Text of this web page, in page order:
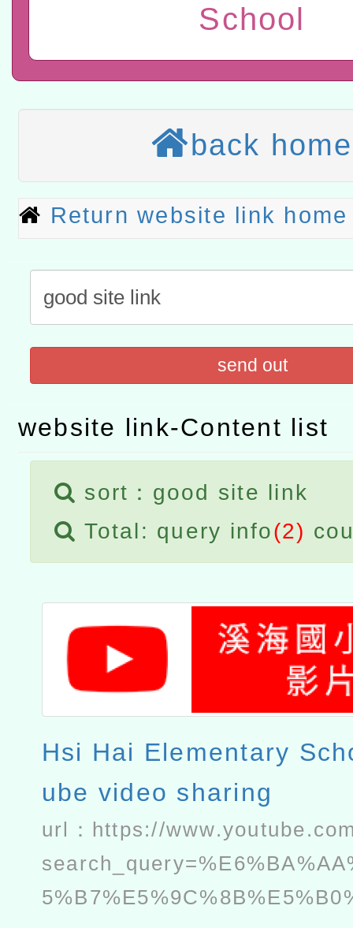
所屬退休人員多加利用一
性別平等教育建置課程與
計畫」一案
衛生局辦理之「115年桃
防制實體解謎活動」
轉知教育部國民及學前教
灣師範大學辦理「114至
進學校輔導計畫師資專業
計畫
函轉國家教育研究院中心
民族教育政策研討會「原
趨勢與發展」
轉知教育部國民及學前教
政府教育局辦理「115年
研習實施計畫－夢的N次
函轉國立臺灣師範大學辦
臺北學習中心115年度第2
轉知有關國立成功大學辦
章
COVID-19疫苗接種計畫
措施，延長至115年9月28
本市兒童口腔健康促進－
導
有關銓敘部建置「公務人
後實發金額試算器」，請
所屬退休人員多加利用一
「115年度教育部國民及
性別平等教育建置課程與
計畫」一案
衛生局辦理之「115年桃
防制實體解謎活動」
School
back home
Return website link home
send out
website link-Content list
sort：good site link
Total: query info(2)
Hsi Hai Elementary
ube video sharing
url： https://